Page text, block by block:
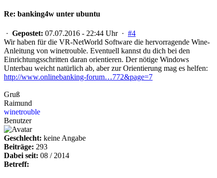
Re: banking4w unter ubuntu
· Gepostet: 07.07.2016 - 22:44 Uhr · #4
Wir haben für die VR-NetWorld Software die hervorragende Wine-
Anleitung von winetrouble. Eventuell kannst du dich bei den
Einrichtungsschritten daran orientieren. Der nötige Windows
Unterbau weicht natürlich ab, aber zur Orientierung mag es helfen:
http://www.onlinebanking-forum…772&page=7
Gruß
Raimund
winetrouble
Benutzer
Geschlecht: keine Angabe
Beiträge: 293
Dabei seit: 08 / 2014
Betreff: